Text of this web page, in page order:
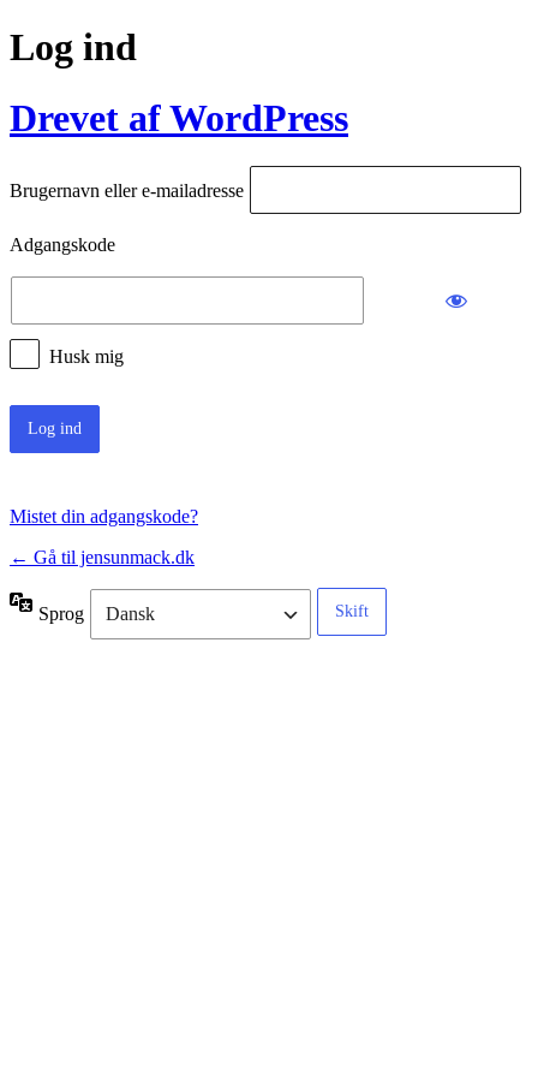
Log ind
Drevet af WordPress
Brugernavn eller e-mailadresse
Adgangskode
Husk mig
Mistet din adgangskode?
← Gå til jensunmack.dk
Sprog